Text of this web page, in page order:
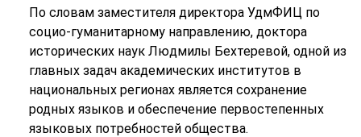
По словам заместителя директора УдмФИЦ по
социо-гуманитарному направлению, доктора
исторических наук Людмилы Бехтеревой, одной из
главных задач академических институтов в
национальных регионах является сохранение
родных языков и обеспечение первостепенных
языковых потребностей общества.